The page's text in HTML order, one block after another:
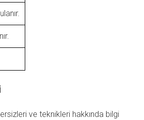
ve teknikleri hakkında bilgi